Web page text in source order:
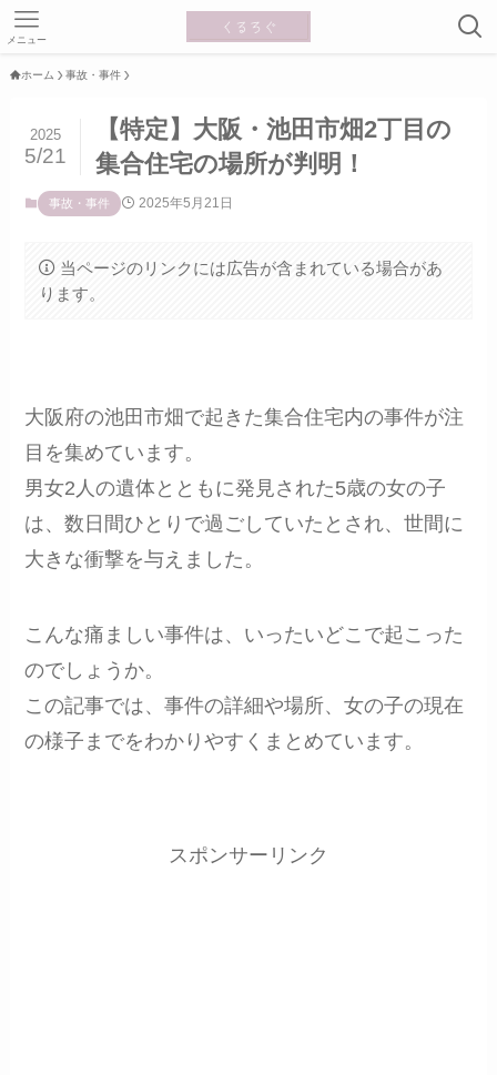
メニュー
ホーム 事故・事件
【特定】大阪・池田市畑2丁目の
集合住宅の場所が判明！
2025
5/21
事故・事件 2025年5月21日
当ページのリンクには広告が含まれている場合があ
ります。
大阪府の池田市畑で起きた集合住宅内の事件が注
目を集めています。
男女2人の遺体とともに発見された5歳の女の子
は、数日間ひとりで過ごしていたとされ、世間に
大きな衝撃を与えました。
こんな痛ましい事件は、いったいどこで起こった
のでしょうか。
この記事では、事件の詳細や場所、女の子の現在
の様子までをわかりやすくまとめています。
スポンサーリンク